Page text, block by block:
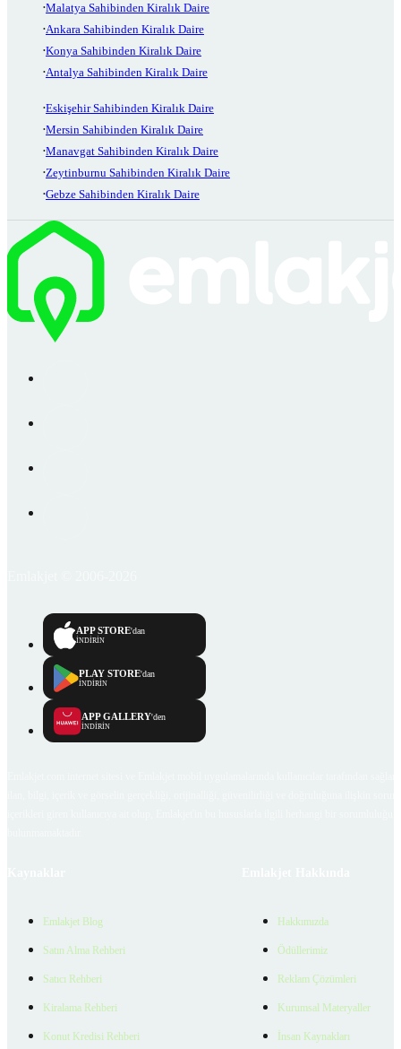
Malatya Sahibinden Kiralık Daire
Ankara Sahibinden Kiralık Daire
Konya Sahibinden Kiralık Daire
Antalya Sahibinden Kiralık Daire
Eskişehir Sahibinden Kiralık Daire
Mersin Sahibinden Kiralık Daire
Manavgat Sahibinden Kiralık Daire
Zeytinburnu Sahibinden Kiralık Daire
Gebze Sahibinden Kiralık Daire
APP STORE'dan
İNDİRİN
PLAY STORE'dan
İNDİRİN
APP GALLERY'den
İNDİRİN
Emlakjet Blog
Satın Alma Rehberi
Satıcı Rehberi
Kiralama Rehberi
Konut Kredisi Rehberi
Hakkımızda
Ödüllerimiz
Reklam Çözümleri
Kurumsal Materyaller
İnsan Kaynakları